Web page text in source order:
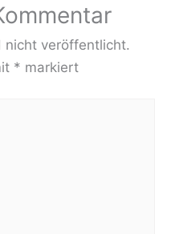
nicht veröffentlicht.
* markiert